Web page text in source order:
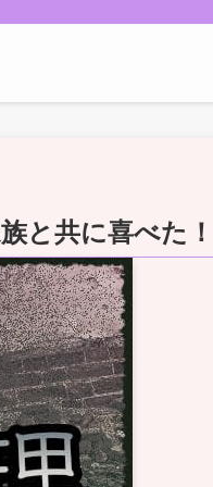
と共に喜べた！